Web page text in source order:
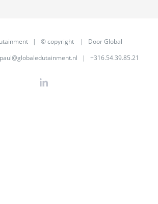
| © copyright | DoorGlobal
paul@globaledutainment.nl | +316.54.39.85.21
LinkedIn